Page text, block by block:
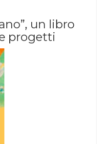
un libro
progetti